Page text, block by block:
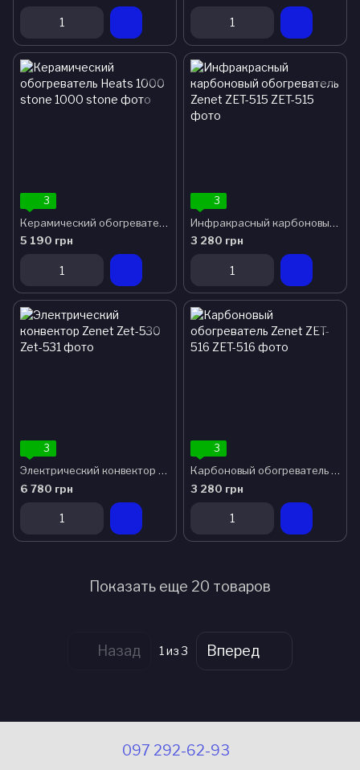
3
Керамический обогреватель Heats 1000 stone
5 190 грн
3
Инфракрасный карбоновый обогреватель Zenet ZET-515
3 280 грн
3
Электрический конвектор Zenet Zet-530
6 780 грн
3
Карбоновый обогреватель Zenet ZET-516
3 280 грн
Показать еще 20 товаров
Назад 1 из 3 Вперед
097 292-62-93